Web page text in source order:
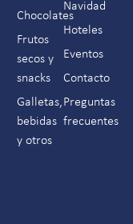
Chocolates
Frutos
secos y
snacks
Galletas,
bebidas
y otros
Navidad
Hoteles
Eventos
Contacto
Preguntas
frecuentes